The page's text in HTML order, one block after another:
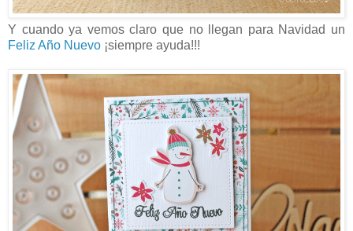
Y cuando ya vemos claro que no llegan para Navidad un
Feliz Año Nuevo ¡siempre ayuda!!!